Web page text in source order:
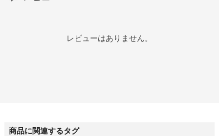
レビューはありません。
商品に関連するタグ